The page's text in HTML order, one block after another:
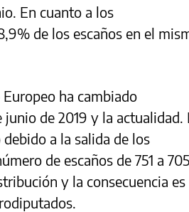
En cuanto a los
de los escaños en el
ha cambiado
de 2019 y la actualidad.
a la salida de los
de escaños de 751 a
y la consecuencia es